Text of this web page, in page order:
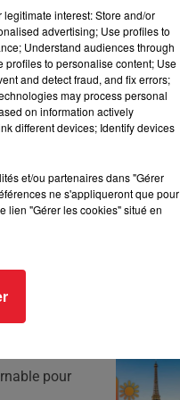
son
visiteurs.
avec un
ce
parc de
Park en
pour
interest: Store and/or
advertising; Use profiles to
Understand audiences through
profiles to personalise content; Use
and detect fraud, and fix errors;
may process personal
on information actively
different devices; Identify devices
et/ou partenaires dans "Gérer
ne s'appliqueront que pour
lien "Gérer les cookies" situé en